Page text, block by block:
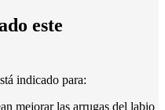
este
indicado para:
mejorar las arrugas del labio